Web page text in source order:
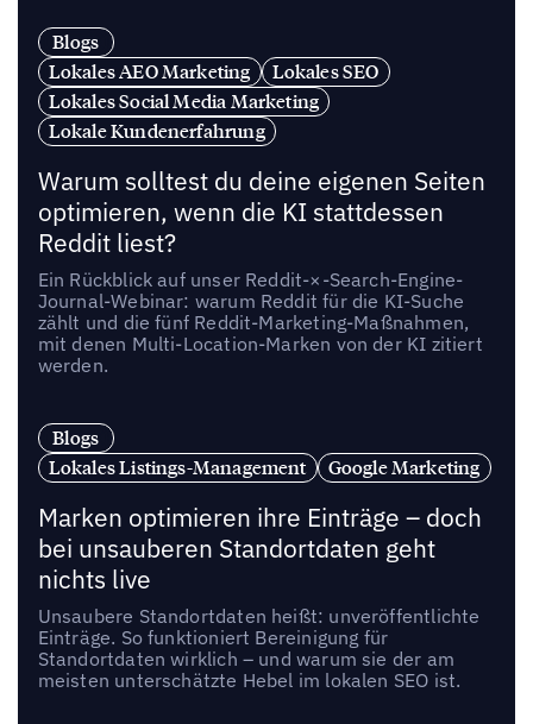
Blogs
Lokales AEO Marketing
Lokales SEO
Lokales Social Media Marketing
Lokale Kundenerfahrung
Warum solltest du deine eigenen Seiten
optimieren, wenn die KI stattdessen
Reddit liest?
Ein Rückblick auf unser Reddit-×-Search-Engine-
Journal-Webinar: warum Reddit für die KI-Suche
zählt und die fünf Reddit-Marketing-Maßnahmen,
mit denen Multi-Location-Marken von der KI zitiert
werden.
Blogs
Lokales Listings-Management
Google Marketing
Marken optimieren ihre Einträge – doch
bei unsauberen Standortdaten geht
nichts live
Unsaubere Standortdaten heißt: unveröffentlichte
Einträge. So funktioniert Bereinigung für
Standortdaten wirklich – und warum sie der am
meisten unterschätzte Hebel im lokalen SEO ist.